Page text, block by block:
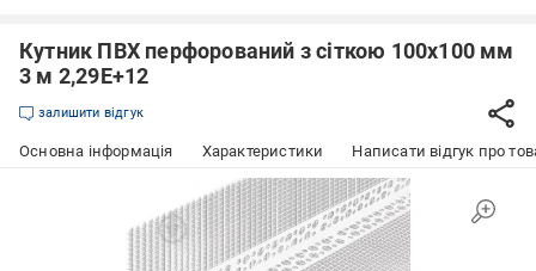
Кутник ПВХ перфорований з сіткою 100х100 мм
3 м 2,29E+12
залишити відгук
Основна інформація Характеристики Написати відгук про